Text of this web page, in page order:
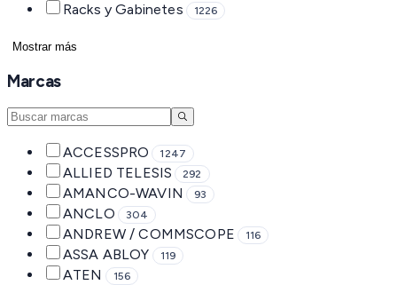
Racks y Gabinetes 1226
Mostrar más
Marcas
ACCESSPRO 1247
ALLIED TELESIS 292
AMANCO-WAVIN 93
ANCLO 304
ANDREW / COMMSCOPE 116
ASSA ABLOY 119
ATEN 156